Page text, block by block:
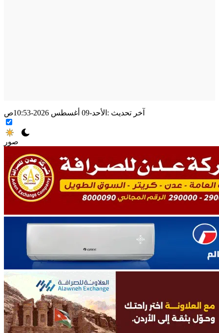
آخر تحديث : الأحد-09 أغسطس 2026-10:53ص
صور